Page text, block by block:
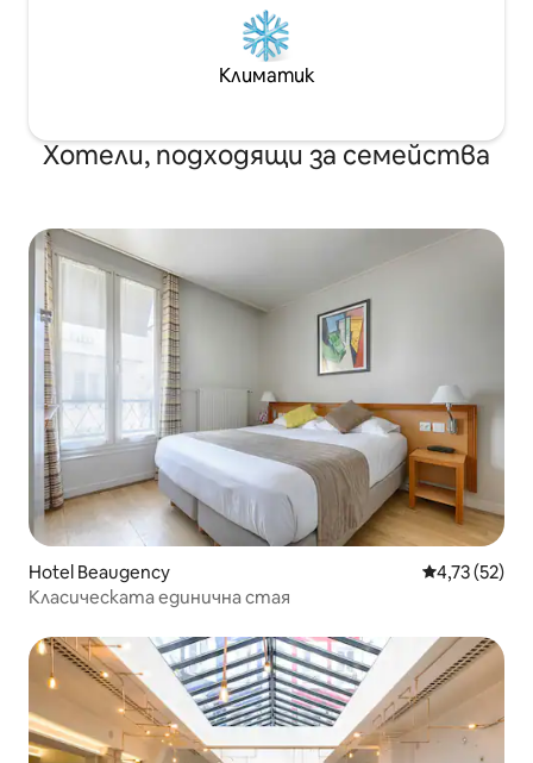
Климатик
Хотели, подходящи за семейства
Hotel Beaugency Средна
4,73 (52)
Класическата единична стая